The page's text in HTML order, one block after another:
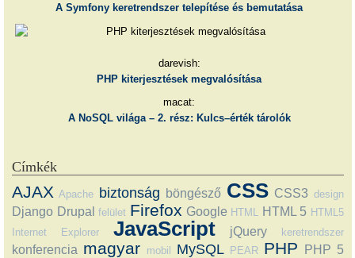
A Symfony keretrendszer telepítése és bemutatása
darevish:
PHP kiterjesztések megvalósítása
macat:
A NoSQL világa – 2. rész: Kulcs–érték tárolók
Címkék
AJAX Apache biztonság böngésző CSS CSS3 design
Django Drupal felület Firefox Google HTML HTML 5 HTML5
Internet Explorer
JavaScript jQuery keretrendszer
konferencia magyar mobil MySQL PEAR PHP PHP 5